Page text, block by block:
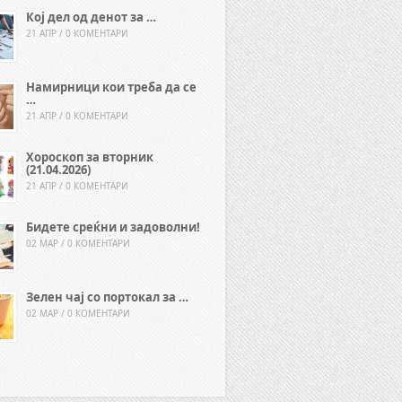
Кој дел од денот за …
21 АПР / 0 КОМЕНТАРИ
Намирници кои треба да се
…
21 АПР / 0 КОМЕНТАРИ
Хороскоп за вторник
(21.04.2026)
21 АПР / 0 КОМЕНТАРИ
Бидете среќни и задоволни!
02 МАР / 0 КОМЕНТАРИ
Зелен чај со портокал за …
02 МАР / 0 КОМЕНТАРИ